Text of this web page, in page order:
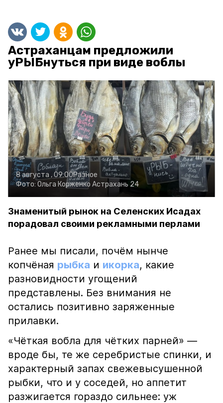
Астраханцам предложили
уРЫБнуться при виде воблы
8 августа , 09:00Разное
Фото: Ольга Корженко Астрахань 24
Знаменитый рынок на Селенских Исадах
порадовал своими рекламными перлами
Ранее мы писали, почём нынче
копчёная рыбка и икорка, какие
разновидности угощений
представлены. Без внимания не
остались позитивно заряженные
прилавки.
«Чёткая вобла для чётких парней» —
вроде бы, те же серебристые спинки, и
характерный запах свежевысушенной
рыбки, что и у соседей, но аппетит
разжигается гораздо сильнее: уж